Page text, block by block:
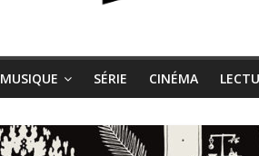
MUSIQUE SÉRIE CINÉMA